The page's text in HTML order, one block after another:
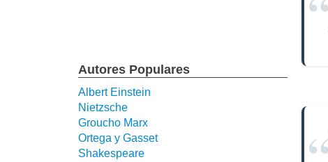
Autores Populares
Albert Einstein
Nietzsche
Groucho Marx
Ortega y Gasset
Shakespeare